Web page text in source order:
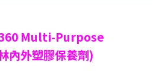
Multi-Purpose
內外塑膠保養劑)